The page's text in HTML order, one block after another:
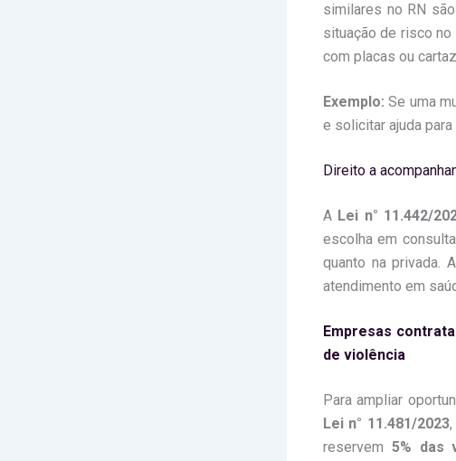
similares no RN
situação de risco
com placas ou
Exemplo: Se uma
e solicitar ajuda
Direito a
A Lei n° 11.442/
escolha em
quanto na privada.
atendimento em
Empresas
de violência
Para ampliar
Lei n° 11.481/2023
reservem 5% das